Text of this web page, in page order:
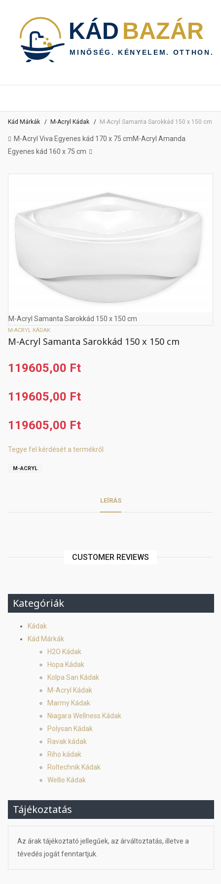
Kád Márkák M-Acryl Kádak M-Acryl Samanta Sarokkád 150 x 150 cm
M-Acryl Viva Egyenes kád 170 x 75 cmM-Acryl Amanda
Egyenes kád 160 x 75 cm
M-Acryl Samanta Sarokkád 150 x 150 cm
M-ACRYL KÁDAK
M-Acryl Samanta Sarokkád 150 x 150 cm
119605,00 Ft
119605,00 Ft
119605,00 Ft
Tegye fel kérdését a termékről
M-ACRYL
LEÍRÁS
CUSTOMER REVIEWS
Kategóriák
Kádak
Kád Márkák
H2O Kádak
Hopa Kádak
Kolpa San Kádak
M-Acryl Kádak
Marmy Kádak
Niagara Wellness Kádak
Polysan Kádak
Ravak kádak
Riho kádak
Roltechnik Kádak
Wellis Kádak
Tájékoztatás
Az árak tájékoztató jellegűek, az árváltoztatás, illetve a
tévedés jogát fenntartjuk.